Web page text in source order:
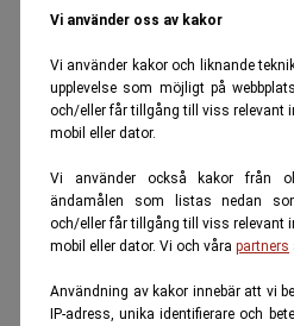
Vi använder oss av kakor
Vi använder kakor och liknande
upplevelse som möjligt på
och/eller får tillgång till viss relevant
mobil eller dator.
Vi använder också kakor från
ändamålen som listas nedan
och/eller får tillgång till viss relevant
mobil eller dator. Vi och våra partners
Användning av kakor innebär att vi
IP-adress, unika identifierare och